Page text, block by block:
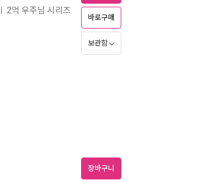
2억 우주님 시리즈
바로구매
보관함
장바구니